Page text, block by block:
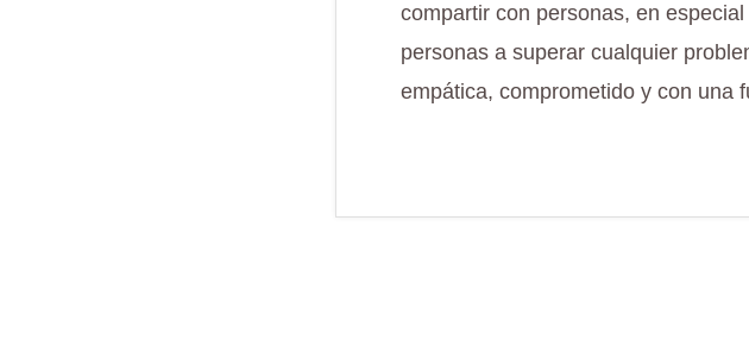
compartir con personas, en
personas a superar cualquier
empática, comprometido y con una